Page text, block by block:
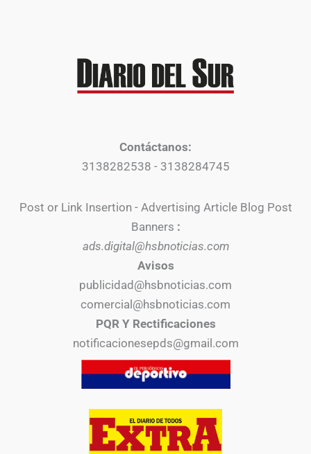
Contáctanos:
3138282538 - 3138284745
Post or Link Insertion - Advertising Article Blog Post
Banners :
ads.digital@hsbnoticias.com
Avisos
publicidad@hsbnoticias.com
comercial@hsbnoticias.com
PQR Y Rectificaciones
notificacionesepds@gmail.com